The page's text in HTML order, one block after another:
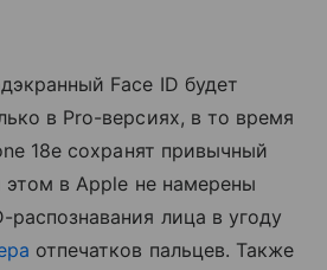
Face ID будет
в Pro-версиях, в то время
18e сохранят привычный
в Apple не намерены
распознавания лица в угоду
отпечатков пальцев. Также